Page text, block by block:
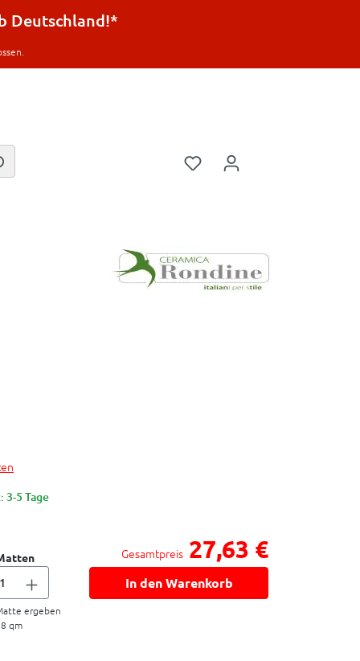
Deutschland!*
5 Tage
ergeben
qm
Gesamtpreis 27,63 €
In den Warenkorb